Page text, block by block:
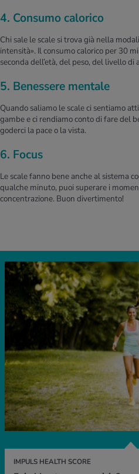
4. Consumo calorico
Chi sale le scale si trova già nella
intensità». Il consumo calorico per 30
seconda dell’età, del peso, del livello di
5. Benessere mentale
Quando saliamo le scale ci sentiamo
gambe e ci rendiamo conto di fare del
goderci la pace o la vista.
6. Focus
Le scale fanno bene anche al sistema
qualche minuto, puoi superare i
concentrazione. Buon divertimento!
IMPULS HEALTH SCORE